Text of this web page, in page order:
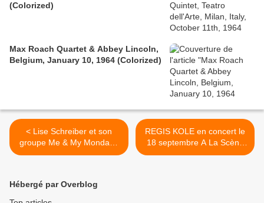
(Colorized)
Max Roach Quartet & Abbey Lincoln,
Belgium, January 10, 1964 (Colorized)
< Lise Schreiber et son
groupe Me & My Monday :
"Je veux un mec, suis
charges sociales"
REGIS KOLE en concert le
18 septembre A La Scène
Bastille à Paris. >
Hébergé par Overblog